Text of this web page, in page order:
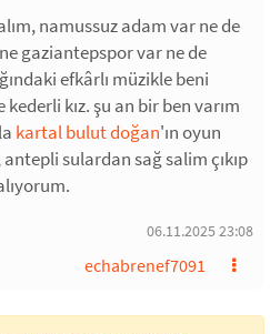
namussuz adam var ne de
gaziantepspor var ne de
efkârlı müzikle beni
kız. şu an bir ben varım
kartal bulut doğan'ın oyun
antepli sulardan sağ salim çıkıp
06.11.2025 23:08
echabrenef7091